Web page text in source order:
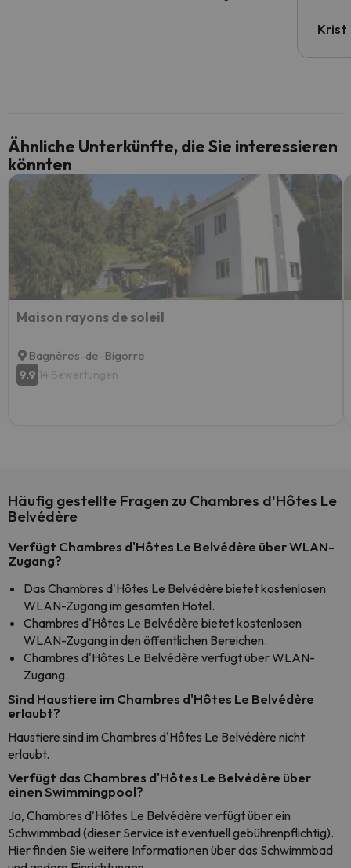
Krist
Ähnliche Unterkünfte, die Sie interessieren
könnten
Maison rayons de soleil
Bagnères-de-Bigorre
9.9 14 Bewertungen
Häufig gestellte Fragen zu Chambres d'Hôtes Le
Belvédère
Verfügt Chambres d'Hôtes Le Belvédère über WLAN-
Zugang?
Das Chambres d'Hôtes Le Belvédère bietet kostenlosen
WLAN-Zugang im gesamten Hotel.
Chambres d'Hôtes Le Belvédère bietet kostenlosen
WLAN-Zugang in den öffentlichen Bereichen.
Chambres d'Hôtes Le Belvédère verfügt über WLAN-
Zugang.
Sind Haustiere im Chambres d'Hôtes Le Belvédère
erlaubt?
Haustiere sind im Chambres d'Hôtes Le Belvédère nicht
erlaubt.
Verfügt das Chambres d'Hôtes Le Belvédère über
einen Swimmingpool?
Ja, Chambres d'Hôtes Le Belvédère verfügt über ein
Schwimmbad (dieser Service ist eventuell gebührenpflichtig).
Hier finden Sie weitere Informationen über das Schwimmbad